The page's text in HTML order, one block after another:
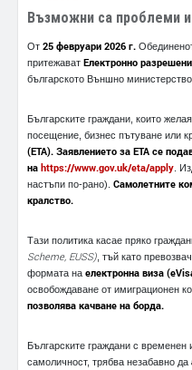
Възможни са проблеми
От 25 февруари 2026 г.
притежават Електронно
българското Външно министерство.
Българските граждани, които
посещение, бизнес пътуване или
(ЕТА). Заявлението за ETA се
на https://www.gov.uk/eta/apply .
настъпи по-рано). Самолетните
кралство.
Тази политика касае пряко
Scheme, EUSS) , тъй като
формата на електронна виза
освобождаване от имиграционен
позволява качване на борда.
Българските граждани с временен
самоличност, трябва незабавно да